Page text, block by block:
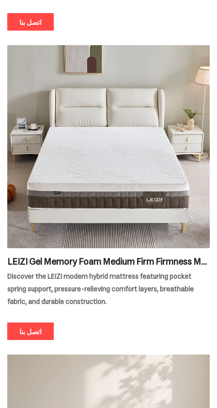
اتصل بنا
LEIZI Gel Memory Foam Medium Firm Firmness Mat
tress
Discover the LEIZI modern hybrid mattress featuring pocket
spring support, pressure-relieving comfort layers, breathable
fabric, and durable construction.
اتصل بنا